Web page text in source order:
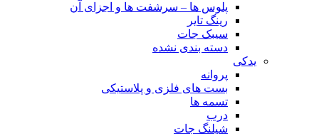
پلوس ها – سرشفت ها و اجزای آن
رینگ تایر
سیبک جات
دسته بندی نشده
یدکی
پروانه
بست های فلزی و پلاستیکی
تسمه ها
درب
شیلنگ جات